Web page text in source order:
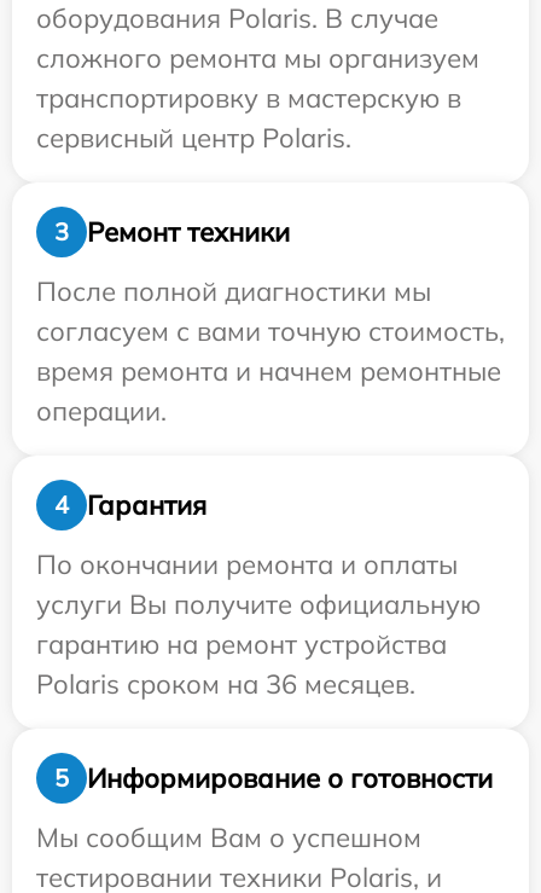
оборудования Polaris. В случае
сложного ремонта мы организуем
транспортировку в мастерскую в
сервисный центр Polaris.
3
Ремонт техники
После полной диагностики мы
согласуем с вами точную стоимость,
время ремонта и начнем ремонтные
операции.
4
Гарантия
По окончании ремонта и оплаты
услуги Вы получите официальную
гарантию на ремонт устройства
Polaris сроком на 36 месяцев.
5
Информирование о готовности
Мы сообщим Вам о успешном
тестировании техники Polaris, и